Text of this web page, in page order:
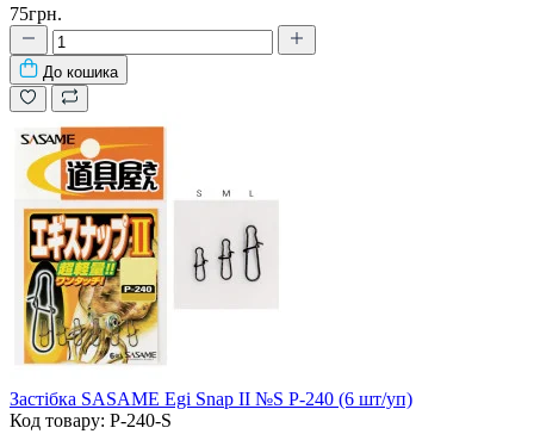
75грн.
До кошика
Застібка SASAME Egi Snap II №S P-240 (6 шт/уп)
Код товару: P-240-S